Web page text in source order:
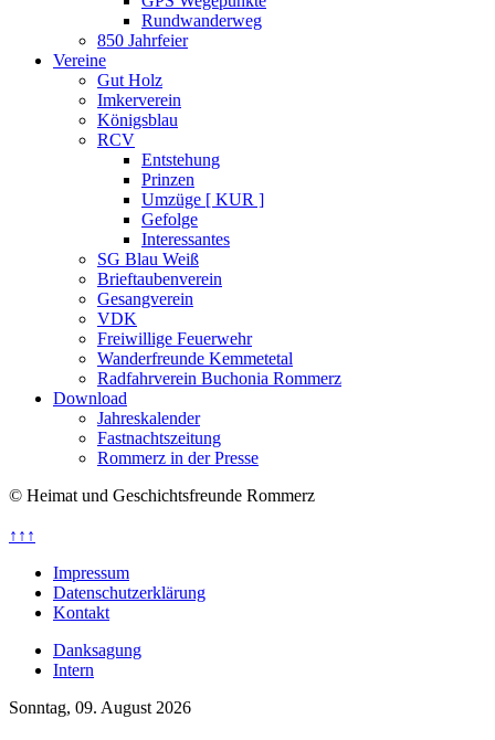
Rundwanderweg
850 Jahrfeier
Vereine
Gut Holz
Imkerverein
Königsblau
RCV
Entstehung
Prinzen
Umzüge [ KUR ]
Gefolge
Interessantes
SG Blau Weiß
Brieftaubenverein
Gesangverein
VDK
Freiwillige Feuerwehr
Wanderfreunde Kemmetetal
Radfahrverein Buchonia Rommerz
Download
Jahreskalender
Fastnachtszeitung
Rommerz in der Presse
© Heimat und Geschichtsfreunde Rommerz
↑↑↑
Impressum
Datenschutzerklärung
Kontakt
Danksagung
Intern
Sonntag, 09. August 2026